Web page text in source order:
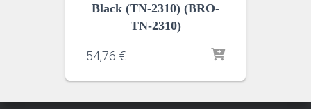
Black (TN-2310) (BRO-
TN-2310)
54,76 €